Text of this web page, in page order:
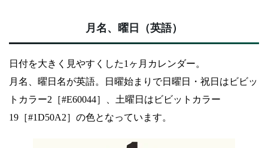
月名、曜日（英語）
日付を大きく見やすくした1ヶ月カレンダー。
月名、曜日名が英語。日曜始まりで日曜日・祝日はビビッ
トカラー2［#E60044］、土曜日はビビットカラー
19［#1D50A2］の色となっています。